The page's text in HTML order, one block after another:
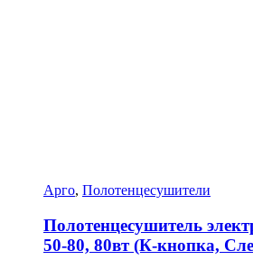
Арго, Полотенцесушители
Полотенцесушитель
50-80, 80вт (К-кнопка,